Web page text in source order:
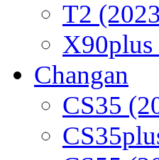
T2
X90plus
Changan
CS35